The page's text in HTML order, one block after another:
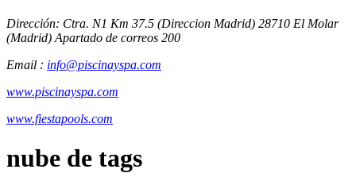
Dirección: Ctra. N1 Km 37.5 (Direccion Madrid) 28710 El Molar
(Madrid) Apartado de correos 200
Email : info@piscinayspa.com
www.piscinayspa.com
www.fiestapools.com
nube de tags